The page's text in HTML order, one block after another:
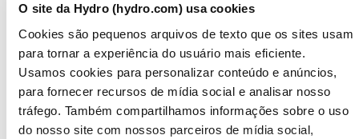
O site da Hydro (hydro.com) usa cookies
Cookies são pequenos arquivos de texto que os sites usam
para tornar a experiência do usuário mais eficiente.
Usamos cookies para personalizar conteúdo e anúncios,
para fornecer recursos de mídia social e analisar nosso
tráfego. Também compartilhamos informações sobre o uso
do nosso site com nossos parceiros de mídia social,
Jornada de recrutamento
Ir para:Investidores
Contatos de investidores
Ir para:Imprensa
Contatos de meios de comunicação
Notícias
Visão geral da Hydro